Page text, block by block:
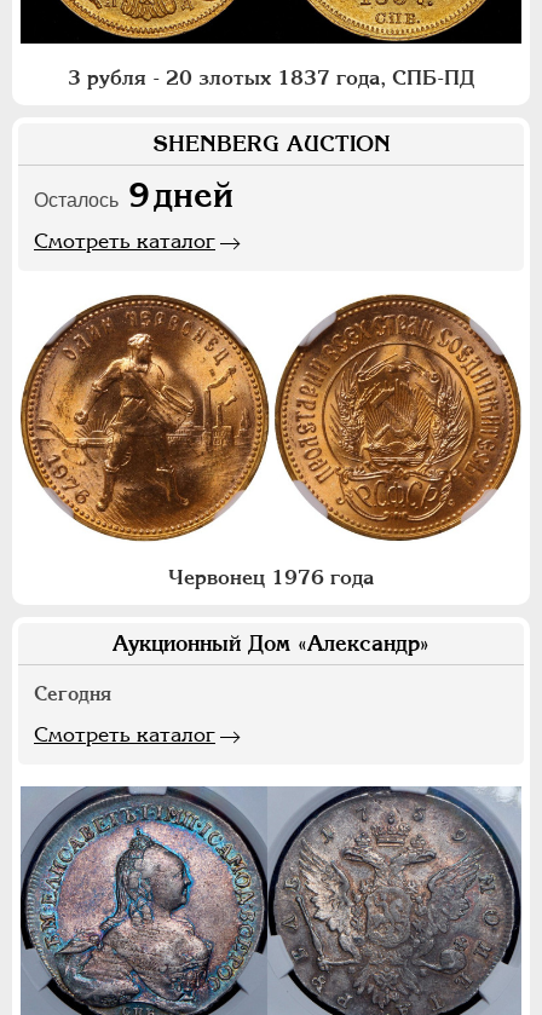
3 рубля - 20 злотых 1837 года, СПБ-ПД
SHENBERG AUCTION
Осталось 9дней
Смотреть каталог
Червонец 1976 года
Аукционный Дом «Александр»
Сегодня
Смотреть каталог